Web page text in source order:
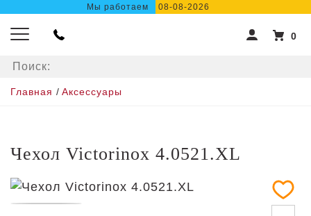
Мы работаем 08-08-2026
0
Главная / Аксессуары
Чехол Victorinox 4.0521.XL